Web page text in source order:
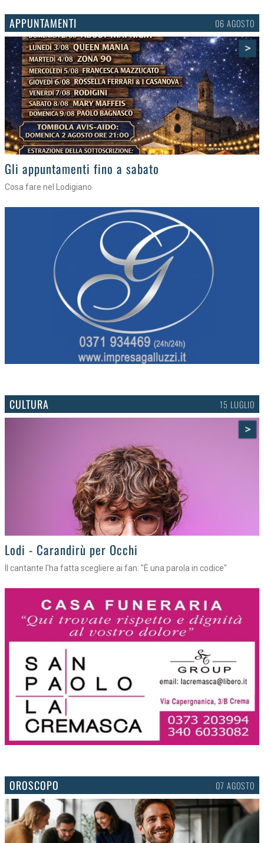
APPUNTAMENTI 03 AGOSTO
>
Gli eventi della settimana
Tra torte, cinema e musica live
CULTURA 15 LUGLIO
>
Lodi - Carandirù per Occhi
Il cantante l'ha fatta scegliere ai fan: "È una parola in codice"
OROSCOPO 07 AGOSTO